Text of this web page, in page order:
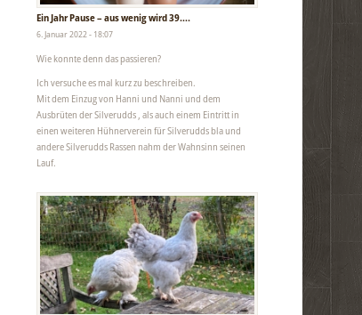
Ein Jahr Pause – aus wenig wird 39….
6. Januar 2022 - 18:07
Wie konnte denn das passieren?
Ich versuche es mal kurz zu beschreiben.
Mit dem Einzug von Hanni und Nanni und dem
Ausbrüten der Silverudds , als auch einem Eintritt in
einen weiteren Hühnerverein für Silverudds bla und
andere Silverudds Rassen nahm der Wahnsinn seinen
Lauf.